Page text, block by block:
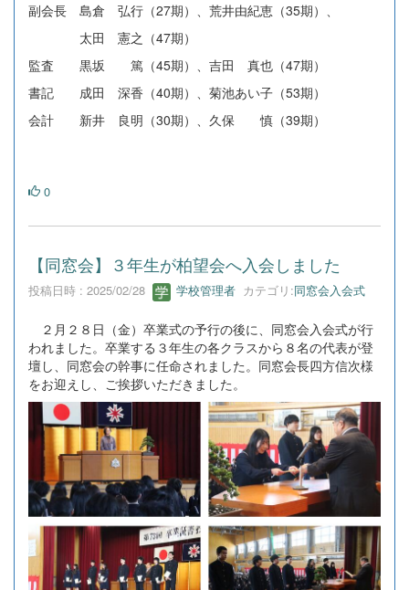
副会長 島倉 弘行（27期）、荒井由紀恵（35期）、
太田 憲之（47期）
監査 黒坂 篤（45期）、吉田 真也（47期）
書記 成田 深香（40期）、菊池あい子（53期）
会計 新井 良明（30期）、久保 慎（39期）
0
【同窓会】３年生が柏望会へ入会しました
投稿日時 : 2025/02/28 学校管理者 カテゴリ:同窓会入会式
２月２８日（金）卒業式の予行の後に、同窓会入会式が行
われました。卒業する３年生の各クラスから８名の代表が登
壇し、同窓会の幹事に任命されました。同窓会長四方信次様
をお迎えし、ご挨拶いただきました。